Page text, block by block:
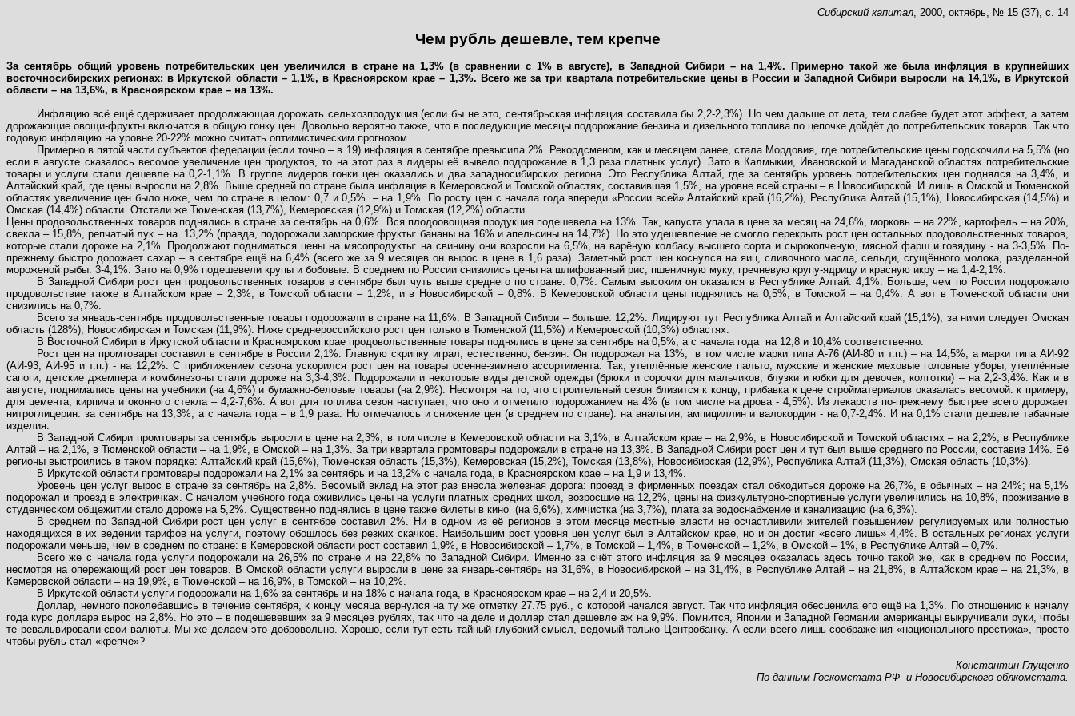
Сибирский капитал, 2000, октябрь, № 15 (37), с. 14
Чем рубль дешевле, тем крепче
За сентябрь общий уровень потребительских цен увеличился в стране на 1,3% (в сравнении с 1% в августе), в Западной Сибири – на 1,4%. Примерно такой же была инфляция в крупнейших
восточносибирских регионах: в Иркутской области – 1,1%, в Красноярском крае – 1,3%. Всего же за три квартала потребительские цены в России и Западной Сибири выросли на 14,1%, в Иркутской
области – на 13,6%, в Красноярском крае – на 13%.
Инфляцию всё ещё сдерживает продолжающая дорожать сельхозпродукция (если бы не это, сентябрьская инфляция составила бы 2,2-2,3%). Но чем дальше от лета, тем слабее будет этот эффект, а затем
дорожающие овощи-фрукты включатся в общую гонку цен. Довольно вероятно также, что в последующие месяцы подорожание бензина и дизельного топлива по цепочке дойдёт до потребительских товаров. Так что
годовую инфляцию на уровне 20-22% можно считать оптимистическим прогнозом.
Примерно в пятой части субъектов федерации (если точно – в 19) инфляция в сентябре превысила 2%. Рекордсменом, как и месяцем ранее, стала Мордовия, где потребительские цены подскочили на 5,5% (но
если в августе сказалось весомое увеличение цен продуктов, то на этот раз в лидеры её вывело подорожание в 1,3 раза платных услуг). Зато в Калмыкии, Ивановской и Магаданской областях потребительские
товары и услуги стали дешевле на 0,2-1,1%. В группе лидеров гонки цен оказались и два западносибирских региона. Это Республика Алтай, где за сентябрь уровень потребительских цен поднялся на 3,4%, и
Алтайский край, где цены выросли на 2,8%. Выше средней по стране была инфляция в Кемеровской и Томской областях, составившая 1,5%, на уровне всей страны – в Новосибирской. И лишь в Омской и Тюменской
областях увеличение цен было ниже, чем по стране в целом: 0,7 и 0,5%. – на 1,9%. По росту цен с начала года впереди «России всей» Алтайский край (16,2%), Республика Алтай (15,1%), Новосибирская (14,5%) и
Омская (14,4%) области. Отстали же Тюменская (13,7%), Кемеровская (12,9%) и Томская (12,2%) области.
Цены продовольственных товаров поднялись в стране за сентябрь на 0,6%. Вся плодоовощная продукция подешевела на 13%. Так, капуста упала в цене за месяц на 24,6%, морковь – на 22%, картофель – на 20%,
свекла – 15,8%, репчатый лук – на
13,2% (правда, подорожали заморские фрукты: бананы на 16% и апельсины на 14,7%). Но это удешевление не смогло перекрыть рост цен остальных продовольственных товаров,
которые стали дороже на 2,1%. Продолжают подниматься цены на мясопродукты: на свинину они возросли на 6,5%, на варёную колбасу высшего сорта и сырокопченую, мясной фарш и говядину - на 3-3,5%. По-
прежнему быстро дорожает сахар – в сентябре ещё на 6,4% (всего же за 9 месяцев он вырос в цене в 1,6 раза). Заметный рост цен коснулся на яиц, сливочного масла, сельди, сгущённого молока, разделанной
мороженой рыбы: 3-4,1%. Зато на 0,9% подешевели крупы и бобовые. В среднем по России снизились цены на шлифованный рис, пшеничную муку, гречневую крупу-ядрицу и красную икру – на 1,4-2,1%.
В Западной Сибири рост цен продовольственных товаров в сентябре был чуть выше среднего по стране: 0,7%. Самым высоким он оказался в Республике Алтай: 4,1%. Больше, чем по России подорожало
продовольствие также в Алтайском крае – 2,3%, в Томской области – 1,2%, и в Новосибирской – 0,8%. В Кемеровской области цены поднялись на 0,5%, в Томской – на 0,4%. А вот в Тюменской области они
снизились на 0,7%.
Всего за январь-сентябрь продовольственные товары подорожали в стране на 11,6%. В Западной Сибири – больше: 12,2%. Лидируют тут Республика Алтай и Алтайский край (15,1%), за ними следует Омская
область (128%), Новосибирская и Томская (11,9%). Ниже среднероссийского рост цен только в Тюменской (11,5%) и Кемеровской (10,3%) областях.
В Восточной Сибири в Иркутской области и Красноярском крае продовольственные товары поднялись в цене за сентябрь на 0,5%, а с начала года
на 12,8 и 10,4% соответственно.
Рост цен на промтовары составил в сентябре в России 2,1%. Главную скрипку играл, естественно, бензин. Он подорожал на 13%,
в том числе марки типа А-76 (АИ-80 и т.п.) – на 14,5%, а марки типа АИ-92
(АИ-93, АИ-95 и т.п.) - на 12,2%. С приближением сезона ускорился рост цен на товары осенне-зимнего ассортимента. Так, утеплённые женские пальто, мужские и женские меховые головные уборы, утеплённые
сапоги, детские джемпера и комбинезоны стали дороже на 3,3-4,3%. Подорожали и некоторые виды детской одежды (брюки и сорочки для мальчиков, блузки и юбки для девочек, колготки) – на 2,2-3,4%. Как и в
августе, поднимались цены на учебники (на 4,6%) и бумажно-беловые товары (на 2,9%). Несмотря на то, что строительный сезон близится к концу, прибавка к цене стройматериалов оказалась весомой: к примеру,
для цемента, кирпича и оконного стекла – 4,2-7,6%. А вот для топлива сезон наступает, что оно и отметило подорожанием на 4% (в том числе на дрова - 4,5%). Из лекарств по-прежнему быстрее всего дорожает
нитроглицерин: за сентябрь на 13,3%, а с начала года – в 1,9 раза. Но отмечалось и снижение цен (в среднем по стране): на анальгин, ампициллин и валокордин - на 0,7-2,4%. И на 0,1% стали дешевле табачные
изделия.
В Западной Сибири промтовары за сентябрь выросли в цене на 2,3%, в том числе в Кемеровской области на 3,1%, в Алтайском крае – на 2,9%, в Новосибирской и Томской областях – на 2,2%, в Республике
Алтай – на 2,1%, в Тюменской области – на 1,9%, в Омской – на 1,3%. За три квартала промтовары подорожали в стране на 13,3%. В Западной Сибири рост цен и тут был выше среднего по России, составив 14%. Её
регионы выстроились в таком порядке: Алтайский край (15,6%), Тюменская область (15,3%), Кемеровская (15,2%), Томская (13,8%), Новосибирская (12,9%), Республика Алтай (11,3%), Омская область (10,3%).
В Иркутской области промтовары подорожали на 2,1% за сентябрь и на 13,2% с начала года, в Красноярском крае – на 1,9 и 13,4%.
Уровень цен услуг вырос в стране за сентябрь на 2,8%. Весомый вклад на этот раз внесла железная дорога: проезд в фирменных поездах стал обходиться дороже на 26,7%, в обычных – на 24%; на 5,1%
подорожал и проезд в электричках. С началом учебного года оживились цены на услуги платных средних школ, возросшие на 12,2%, цены на физкультурно-спортивные услуги увеличились на 10,8%, проживание в
студенческом общежитии стало дороже на 5,2%. Существенно поднялись в цене также билеты в кино (на 6,6%), химчистка (на 3,7%), плата за водоснабжение и канализацию (на 6,3%).
В среднем по Западной Сибири рост цен услуг в сентябре составил 2%. Ни в одном из её регионов в этом месяце местные власти не осчастливили жителей повышением регулируемых или полностью
находящихся в их ведении тарифов на услуги, поэтому обошлось без резких скачков. Наибольшим рост уровня цен услуг был в Алтайском крае, но и он достиг «всего лишь» 4,4%. В остальных регионах услуги
подорожали меньше, чем в среднем по стране: в Кемеровской области рост составил 1,9%, в Новосибирской – 1,7%, в Томской – 1,4%, в Тюменской – 1,2%, в Омской – 1%, в Республике Алтай – 0,7%.
Всего же с начала года услуги подорожали на 26,5% по стране и на 22,8% по Западной Сибири. Именно за счёт этого инфляция за 9 месяцев оказалась здесь точно такой же, как в среднем по России,
несмотря на опережающий рост цен товаров. В Омской области услуги выросли в цене за январь-сентябрь на 31,6%, в Новосибирской – на 31,4%, в Республике Алтай – на 21,8%, в Алтайском крае – на 21,3%, в
Кемеровской области – на 19,9%, в Тюменской – на 16,9%, в Томской – на 10,2%.
В Иркутской области услуги подорожали на 1,6% за сентябрь и на 18% с начала года, в Красноярском крае – на 2,4 и 20,5%.
Доллар, немного поколебавшись в течение сентября, к концу месяца вернулся на ту же отметку 27.75 руб., с которой начался август. Так что инфляция обесценила его ещё на 1,3%. По отношению к началу
года курс доллара вырос на 2,8%. Но это – в подешевевших за 9 месяцев рублях, так что на деле и доллар стал дешевле аж на 9,9%. Помнится, Японии и Западной Германии американцы выкручивали руки, чтобы
те ревальвировали свои валюты. Мы же делаем это добровольно. Хорошо, если тут есть тайный глубокий смысл, ведомый только Центробанку. А если всего лишь соображения «национального престижа», просто
чтобы рубль стал «крепче»?
Константин Глущенко
По данным Госкомстата РФ и Новосибирского облкомстата.